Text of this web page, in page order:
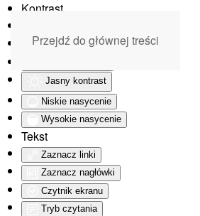
Kontrast
Monochromatyczny
Jasny kontrast
Niskie nasycenie
Wysokie nasycenie
Tekst
Zaznacz linki
Zaznacz nagłówki
Czytnik ekranu
Tryb czytania
Przejdź do głównej treści